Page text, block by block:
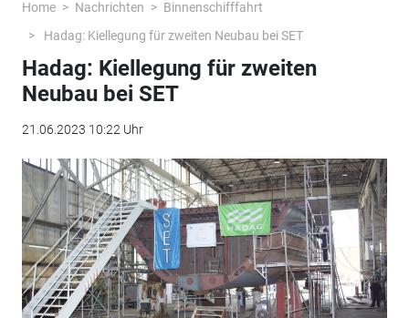
Home Nachrichten
Binnenschifffahrt
Hadag: Kiellegung für zweiten Neubau bei SET
Hadag: Kiellegung für zweiten
Neubau bei SET
21.06.2023 10:22 Uhr